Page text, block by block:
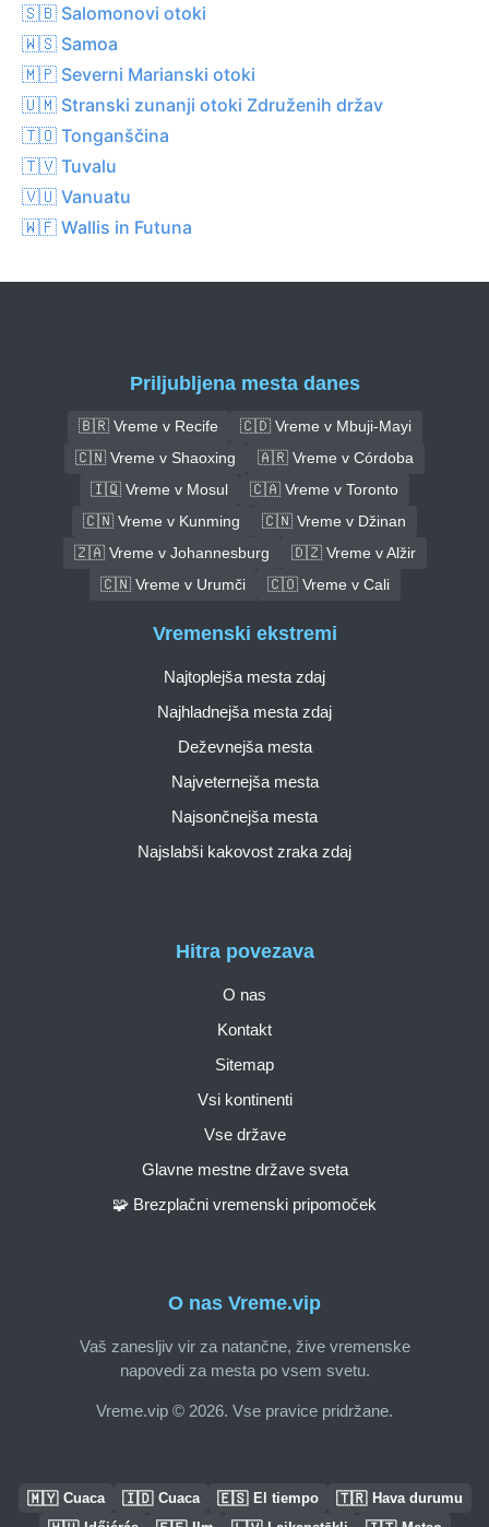
🇸🇧 Salomonovi otoki
🇼🇸 Samoa
🇲🇵 Severni Marianski otoki
🇺🇲 Stranski zunanji otoki Združenih držav
🇹🇴 Tonganščina
🇹🇻 Tuvalu
🇻🇺 Vanuatu
🇼🇫 Wallis in Futuna
Priljubljena mesta danes
🇧🇷 Vreme v Recife
🇨🇩 Vreme v Mbuji-Mayi
🇨🇳 Vreme v Shaoxing
🇦🇷 Vreme v Córdoba
🇮🇶 Vreme v Mosul
🇨🇦 Vreme v Toronto
🇨🇳 Vreme v Kunming
🇨🇳 Vreme v Džinan
🇿🇦 Vreme v Johannesburg
🇩🇿 Vreme v Alžir
🇨🇳 Vreme v Urumči
🇨🇴 Vreme v Cali
O nas Vreme.vip
Vaš zanesljiv vir za natančne, žive vremenske
napovedi za mesta po vsem svetu.
Vreme.vip © 2026. Vse pravice pridržane.
Hitra povezava
O nas
Kontakt
Sitemap
Vsi kontinenti
Vse države
Glavne mestne države sveta
🧩 Brezplačni vremenski pripomoček
Vremenski ekstremi
Najtoplejša mesta zdaj
Najhladnejša mesta zdaj
Deževnejša mesta
Najveternejša mesta
Najsončnejša mesta
Najslabši kakovost zraka zdaj
🇲🇾 Cuaca 🇮🇩 Cuaca 🇪🇸 El tiempo 🇹🇷 Hava durumu